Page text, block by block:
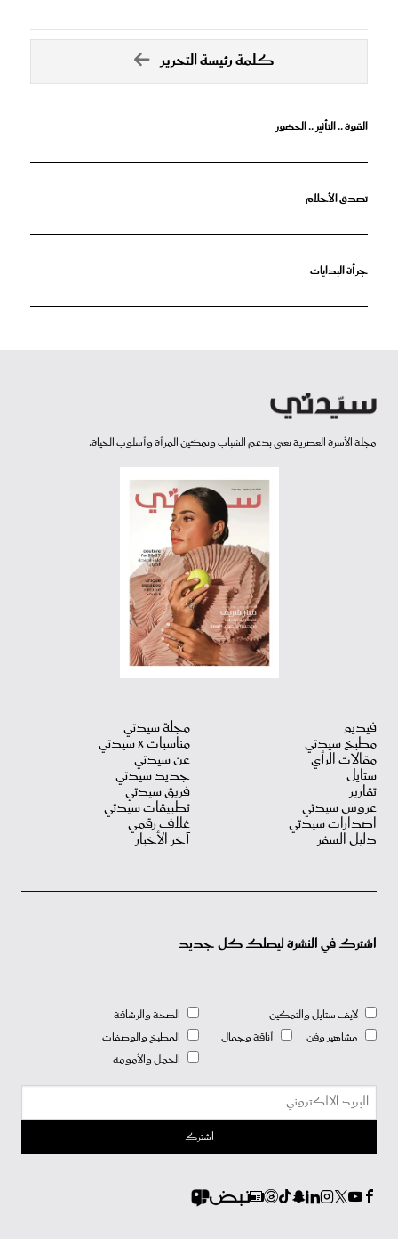
كلمة رئيسة التحرير
القوة .. التأثير .. الحضور
تصدق الأحلام
جرأة البدايات
مجلة الأسرة العصرية تعنى بدعم الشباب وتمكين المرأة وأسلوب الحياة.
فيديو
مطبخ سيدتي
مقالات الرأي
ستايل
تقارير
عروس سيدتي
اصدارات سيدتي
دليل السفر
مجلة سيدتي
مناسبات X سيدتي
عن سيدتي
جديد سيدتي
فريق سيدتي
تطبيقات سيدتي
غلاف رقمي
آخر الأخبار
اشترك في النشرة ليصلك كل جديد
لايف ستايل والتمكين
مشاهير وفن
أناقة وجمال
الصحة والرشاقة
المطبخ والوصفات
الحمل والأمومة